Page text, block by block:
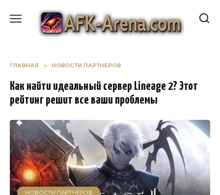
содержанию
ГЛАВНАЯ » НОВОСТИ ПАРТНЕРОВ
Как найти идеальный сервер Lineage 2? Этот
рейтинг решит все ваши проблемы
НОВОСТИ ПАРТНЕРОВ